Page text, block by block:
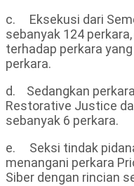
c. Eksekusi dari
sebanyak 124
terhadap perkara
perkara.
d. Sedangkan
Restorative Justice
sebanyak 6 perkara.
e. Seksi tindak
menangani perkara
Siber dengan rincian